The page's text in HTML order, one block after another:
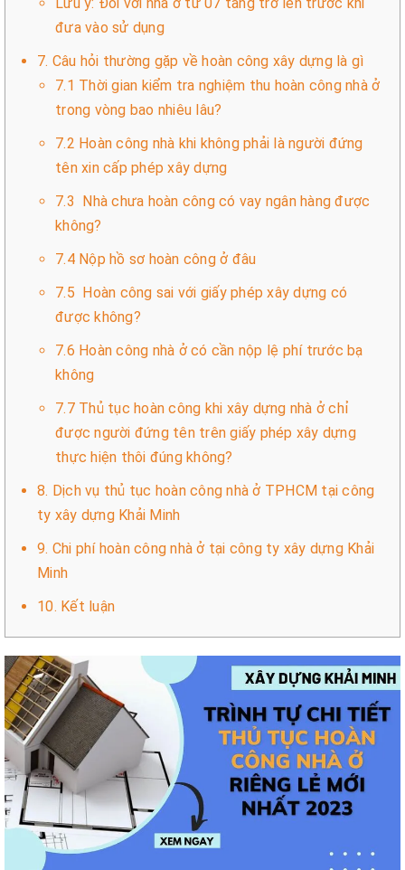
đưa vào sử dụng
7. Câu hỏi thường gặp về hoàn công xây dựng là gì
7.1 Thời gian kiểm tra nghiệm thu hoàn công nhà ở
trong vòng bao nhiêu lâu?
7.2 Hoàn công nhà khi không phải là người đứng
tên xin cấp phép xây dựng
7.3 Nhà chưa hoàn công có vay ngân hàng được
không?
7.4 Nộp hồ sơ hoàn công ở đâu
7.5 Hoàn công sai với giấy phép xây dựng có
được không?
7.6 Hoàn công nhà ở có cần nộp lệ phí trước bạ
không
7.7 Thủ tục hoàn công khi xây dựng nhà ở chỉ
được người đứng tên trên giấy phép xây dựng
thực hiện thôi đúng không?
8. Dịch vụ thủ tục hoàn công nhà ở TPHCM tại công
ty xây dựng Khải Minh
9. Chi phí hoàn công nhà ở tại công ty xây dựng Khải
Minh
10. Kết luận